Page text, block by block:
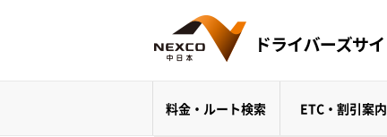
料金・ルート検索 ETC・割引案内